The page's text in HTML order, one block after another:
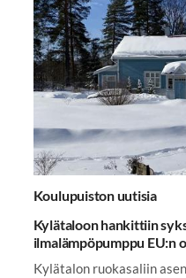
Koulupuiston uutisia
Kylätaloon hankittiin
ilmalämpöpumppu EU:n
Kylätalon ruokasaliin